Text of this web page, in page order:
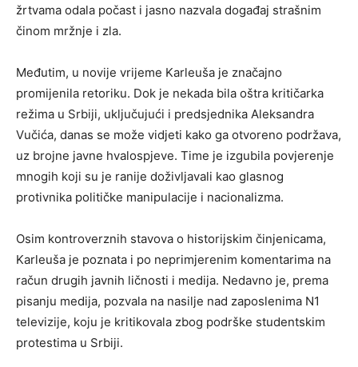
žrtvama odala počast i jasno nazvala događaj strašnim
činom mržnje i zla.
Međutim, u novije vrijeme Karleuša je značajno
promijenila retoriku. Dok je nekada bila oštra kritičarka
režima u Srbiji, uključujući i predsjednika Aleksandra
Vučića, danas se može vidjeti kako ga otvoreno podržava,
uz brojne javne hvalospjeve. Time je izgubila povjerenje
mnogih koji su je ranije doživljavali kao glasnog
protivnika političke manipulacije i nacionalizma.
Osim kontroverznih stavova o historijskim činjenicama,
Karleuša je poznata i po neprimjerenim komentarima na
račun drugih javnih ličnosti i medija. Nedavno je, prema
pisanju medija, pozvala na nasilje nad zaposlenima N1
televizije, koju je kritikovala zbog podrške studentskim
protestima u Srbiji.